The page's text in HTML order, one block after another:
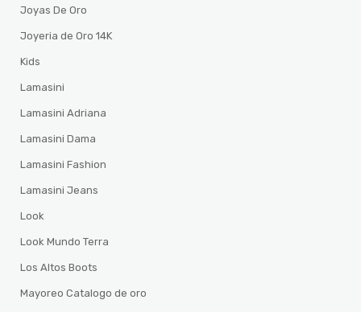
Joyas De Oro
Joyeria de Oro 14K
Kids
Lamasini
Lamasini Adriana
Lamasini Dama
Lamasini Fashion
Lamasini Jeans
Look
Look Mundo Terra
Los Altos Boots
Mayoreo Catalogo de oro